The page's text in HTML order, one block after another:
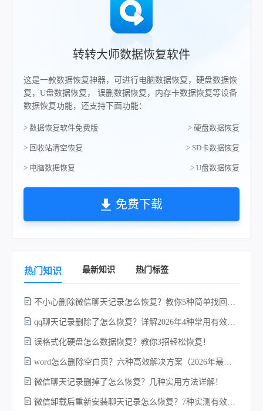
转转大师数据恢复软件
这是一款数据恢复神器，可进行电脑数据恢复，硬盘数据恢
复，U盘数据恢复， 误删数据恢复，内存卡数据恢复等设备
数据恢复功能，还支持下面功能：
> 数据恢复软件免费版 > 硬盘数据恢复
> 回收站清空恢复 > SD卡数据恢复
> 电脑数据恢复 > U盘数据恢复
免费下载
热门知识 最新知识 热门标签
不小心删除微信聊天记录怎么恢复？教你5种简单找回的方法！
qq聊天记录删除了怎么恢复？详解2026年4种常用有效的方法（支持.db数据库提取）
误格式化硬盘怎么数据恢复？教你3招轻松恢复！
word怎么删除空白页？六种高效解决方案（2026年最新实操指南）！
微信聊天记录删掉了怎么恢复？几种实用方法详解！
微信卸载后重新安装聊天记录怎么恢复？7种实测有效的恢复方案详解！